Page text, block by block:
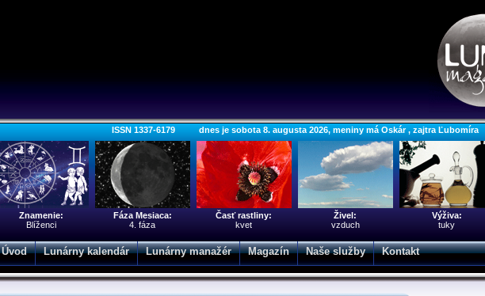
ISSN 1337-6179 dnes je sobota 8. augusta 2026, meniny má Oskár , zajtra Ľubomíra
Znamenie:
Blíženci
Fáza Mesiaca:
4. fáza
Časť rastliny:
kvet
Živel:
vzduch
Výživa:
tuky
Úvod Lunárny kalendár Lunárny manažér Magazín Naše služby Kontakt